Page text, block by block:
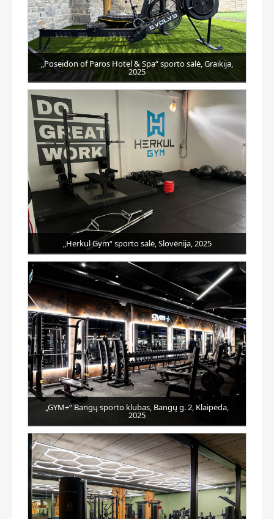
„Poseidon of Paros Hotel & Spa“ sporto salė, Graikija,
2025
„Herkul Gym“ sporto salė, Slovėnija, 2025
„GYM+“ Bangų sporto klubas, Bangų g. 2, Klaipėda,
2025